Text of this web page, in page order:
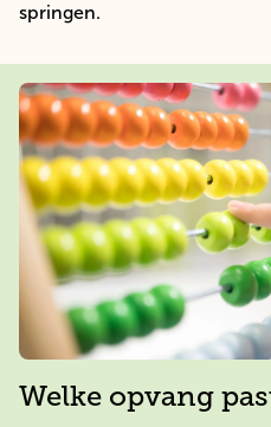
springen.
Welke opvang